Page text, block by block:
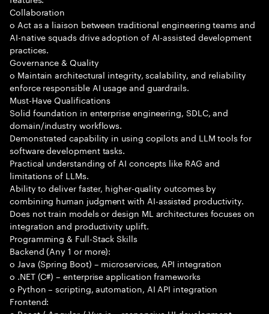
Collaboration
o Act as a liaison between traditional engineering teams and
AI-native squads drive adoption of AI-assisted development
practices.
Governance & Quality
o Maintain architectural integrity, scalability, and reliability
enforce responsible AI usage and guardrails.
Must-Have Qualifications
Solid foundation in enterprise engineering, SDLC, and
domain/industry workflows.
Demonstrated capability in using copilots and LLM tools for
software development tasks.
Practical understanding of AI concepts like RAG and
limitations of LLMs.
Ability to deliver faster, higher-quality outcomes by
combining human judgment with AI-assisted productivity.
Does not train models or design ML architectures focuses on
integration and productivity uplift.
Programming & Full-Stack Skills
Backend (Any 1 or more):
o Java (Spring Boot) – microservices, API integration
o .NET (C#) – enterprise application frameworks
o Python – scripting, automation, AI API integration
Frontend: